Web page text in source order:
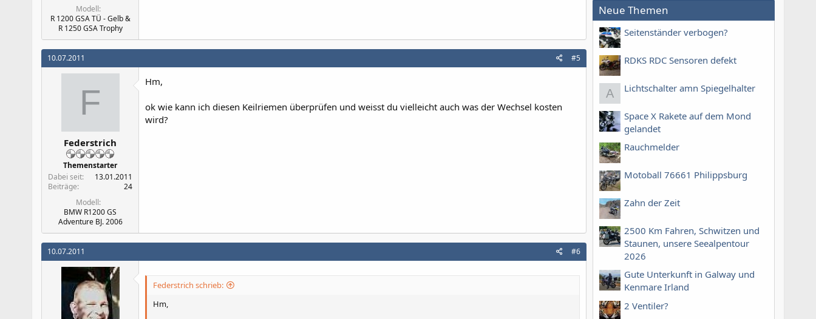
Modell
R 1200 GSA TÜ - Gelb &
R 1250 GSA Trophy
10.07.2011 #5
F
Federstrich
Themenstarter
Dabei seit
13.01.2011
Beiträge
24
Modell
BMW R1200 GS
Adventure BJ. 2006
Hm,
ok wie kann ich diesen Keilriemen überprüfen und weisst du vielleicht auch was der Wechsel kosten
wird?
10.07.2011 #6
Federstrich schrieb:
Hm,
Neue Themen
Seitenständer verbogen?
RDKS RDC Sensoren defekt
A Lichtschalter amn Spiegelhalter
Space X Rakete auf dem Mond
gelandet
Rauchmelder
Motoball 76661 Philippsburg
Zahn der Zeit
2500 Km Fahren, Schwitzen und
Staunen, unsere Seealpentour
2026
Gute Unterkunft in Galway und
Kenmare Irland
2 Ventiler?